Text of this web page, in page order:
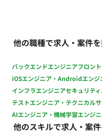
他の職種で求人・案件
バックエンドエンジニアフロン
iOSエンジニア・Androidエンジ
インフラエンジニアセキュリテ
テストエンジニア・テクニカル
AIエンジニア・機械学習エンジ
他のスキルで求人・案